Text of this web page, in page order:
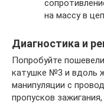
на массу в
Диагностика и
Попробуйте
катушке №3 и вдоль
манипуляции с
пропусков